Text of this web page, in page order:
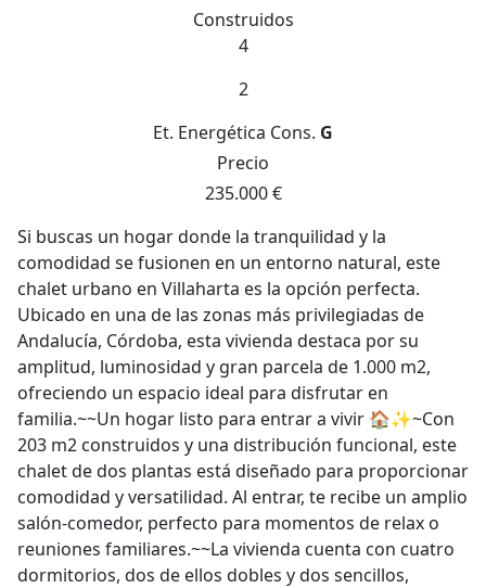
Construidos
4
2
Et. Energética Cons. G
Precio
235.000 €
Si buscas un hogar donde la tranquilidad y la
comodidad se fusionen en un entorno natural, este
chalet urbano en Villaharta es la opción perfecta.
Ubicado en una de las zonas más privilegiadas de
Andalucía, Córdoba, esta vivienda destaca por su
amplitud, luminosidad y gran parcela de 1.000 m2,
ofreciendo un espacio ideal para disfrutar en
familia.~~Un hogar listo para entrar a vivir 🏠✨~Con
203 m2 construidos y una distribución funcional, este
chalet de dos plantas está diseñado para proporcionar
comodidad y versatilidad. Al entrar, te recibe un amplio
salón-comedor, perfecto para momentos de relax o
reuniones familiares.~~La vivienda cuenta con cuatro
dormitorios, dos de ellos dobles y dos sencillos,